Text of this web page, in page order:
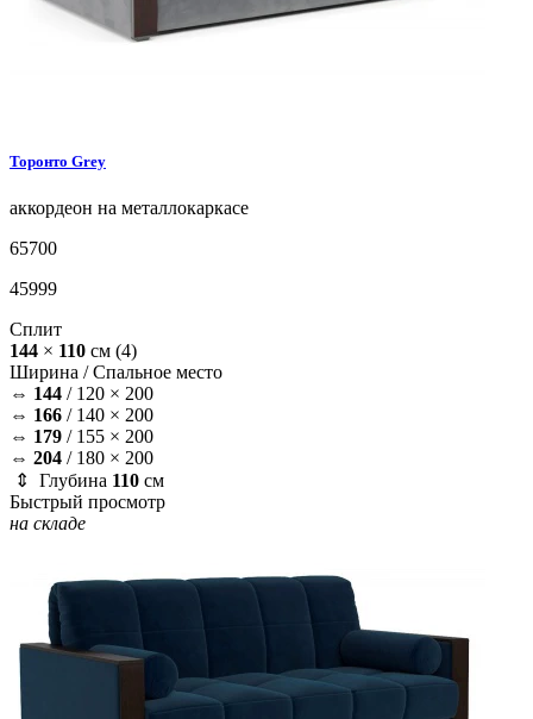
Торонто Grey
аккордеон на металлокаркасе
65700
45999
Сплит
144 × 110 см (4)
Ширина /Спальное место
⇔ 144 / 120 × 200
⇔ 166 / 140 × 200
⇔ 179 / 155 × 200
⇔ 204 / 180 × 200
⇕ Глубина 110 см
Быстрый просмотр
на складе